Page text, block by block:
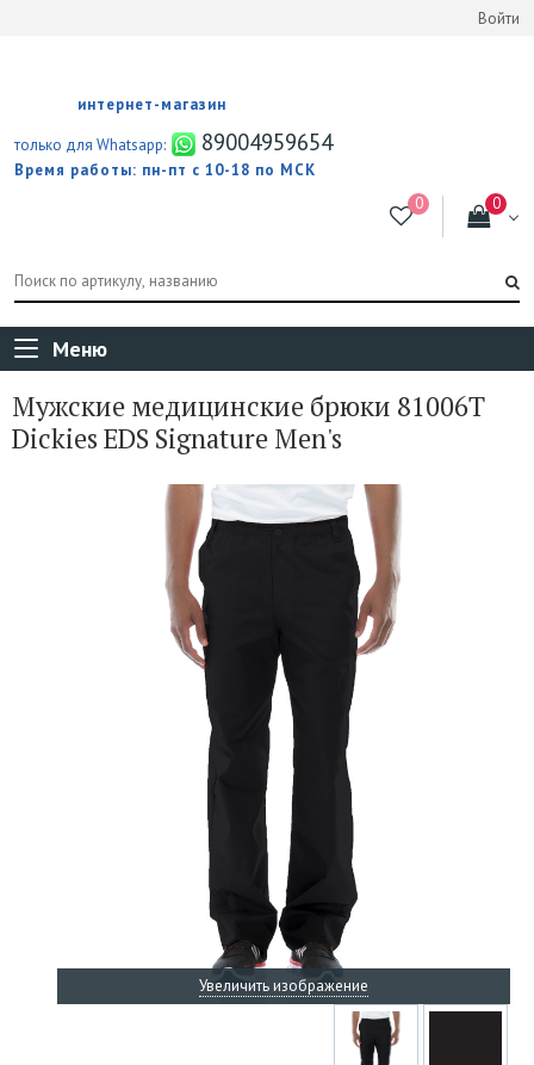
Войти
интернет-магазин
только для Whatsapp:
89004959654
Время работы: пн-пт с 10-18 по МСК
Меню
Мужские медицинские брюки 81006T
Dickies EDS Signature Men's
Увеличить изображение